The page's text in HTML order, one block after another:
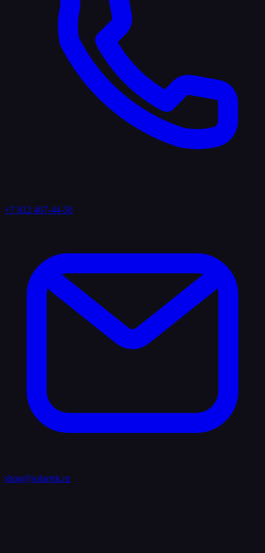
+7 812 467-44-50
shop@solartek.ru